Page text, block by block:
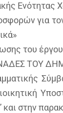
Ενότητας
για
του
ΤΟΥ
και στην